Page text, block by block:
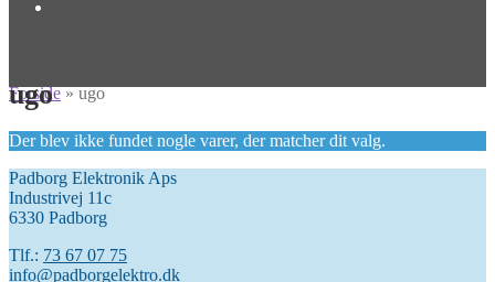
Forside»ugo
ugo
Der blev ikke fundet nogle varer, der matcher dit valg.
Padborg Elektronik Aps
Industrivej 11c
6330 Padborg
Tlf.: 73 67 07 75
info@padborgelektro.dk